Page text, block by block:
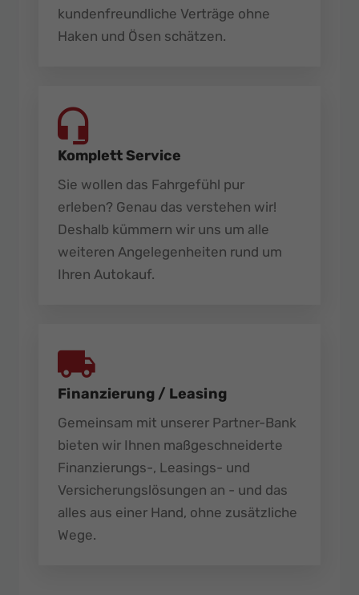
kundenfreundliche Verträge ohne
Haken und Ösen schätzen.
Komplett Service
Sie wollen das Fahrgefühl pur
erleben? Genau das verstehen wir!
Deshalb kümmern wir uns um alle
weiteren Angelegenheiten rund um
Ihren Autokauf.
Finanzierung / Leasing
Gemeinsam mit unserer Partner-Bank
bieten wir Ihnen maßgeschneiderte
Finanzierungs-, Leasings- und
Versicherungslösungen an - und das
alles aus einer Hand, ohne zusätzliche
Wege.